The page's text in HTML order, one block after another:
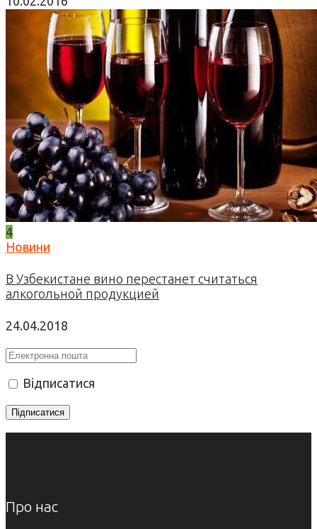
4
Новини
В Узбекистане вино перестанет считаться
алкогольной продукцией
24.04.2018
Відписатися
Про нас